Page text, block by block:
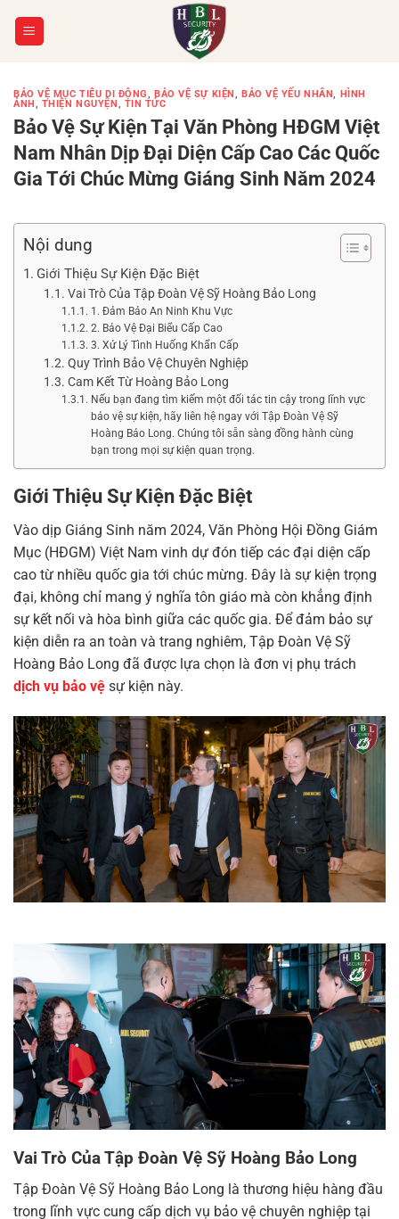
BẢO VỆ MỤC TIÊU DI ĐỘNG,BẢO VỆ SỰ KIỆN, BẢO VỆ YẾU NHÂN, HÌNH
ẢNH, THIỆN NGUYỆN, TIN TỨC
Bảo Vệ Sự Kiện Tại Văn Phòng HĐGM Việt
Nam Nhân Dịp Đại Diện Cấp Cao Các Quốc
Gia Tới Chúc Mừng Giáng Sinh Năm 2024
Nội dung
Giới Thiệu Sự Kiện Đặc Biệt
Vai Trò Của Tập Đoàn Vệ Sỹ Hoàng Bảo Long
1. Đảm Bảo An Ninh Khu Vực
2. Bảo Vệ Đại Biểu Cấp Cao
3. Xử Lý Tình Huống Khẩn Cấp
Quy Trình Bảo Vệ Chuyên Nghiệp
Cam Kết Từ Hoàng Bảo Long
Nếu bạn đang tìm kiếm một đối tác tin cậy trong lĩnh vực
bảo vệ sự kiện, hãy liên hệ ngay với Tập Đoàn Vệ Sỹ
Hoàng Bảo Long. Chúng tôi sẵn sàng đồng hành cùng
bạn trong mọi sự kiện quan trọng.
Giới Thiệu Sự Kiện Đặc Biệt
Vào dịp Giáng Sinh năm 2024, Văn Phòng Hội Đồng Giám
Mục (HĐGM) Việt Nam vinh dự đón tiếp các đại diện cấp
cao từ nhiều quốc gia tới chúc mừng. Đây là sự kiện trọng
đại, không chỉ mang ý nghĩa tôn giáo mà còn khẳng định
sự kết nối và hòa bình giữa các quốc gia. Để đảm bảo sự
kiện diễn ra an toàn và trang nghiêm, Tập Đoàn Vệ Sỹ
Hoàng Bảo Long đã được lựa chọn là đơn vị phụ trách
dịch vụ bảo vệ sự kiện này.
Vai Trò Của Tập Đoàn Vệ Sỹ Hoàng Bảo Long
Tập Đoàn Vệ Sỹ Hoàng Bảo Long là thương hiệu hàng đầu
trong lĩnh vực cung cấp dịch vụ bảo vệ chuyên nghiệp tại